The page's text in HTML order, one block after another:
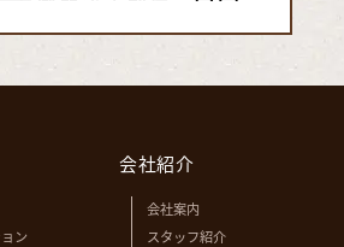
ン
会社紹介
会社案内
スタッフ紹介